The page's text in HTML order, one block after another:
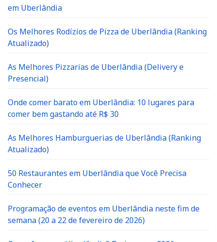
em Uberlândia
Os Melhores Rodízios de Pizza de Uberlândia (Ranking
Atualizado)
As Melhores Pizzarias de Uberlândia (Delivery e
Presencial)
Onde comer barato em Uberlândia: 10 lugares para
comer bem gastando até R$ 30
As Melhores Hamburguerias de Uberlândia (Ranking
Atualizado)
50 Restaurantes em Uberlândia que Você Precisa
Conhecer
Programação de eventos em Uberlândia neste fim de
semana (20 a 22 de fevereiro de 2026)